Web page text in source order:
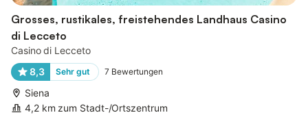
Grosses, rustikales, freistehendes Landhaus Casino
di Lecceto
Casino di Lecceto
8,3
Sehr gut 7 Bewertungen
Siena
4,2 km zum Stadt-/Ortszentrum